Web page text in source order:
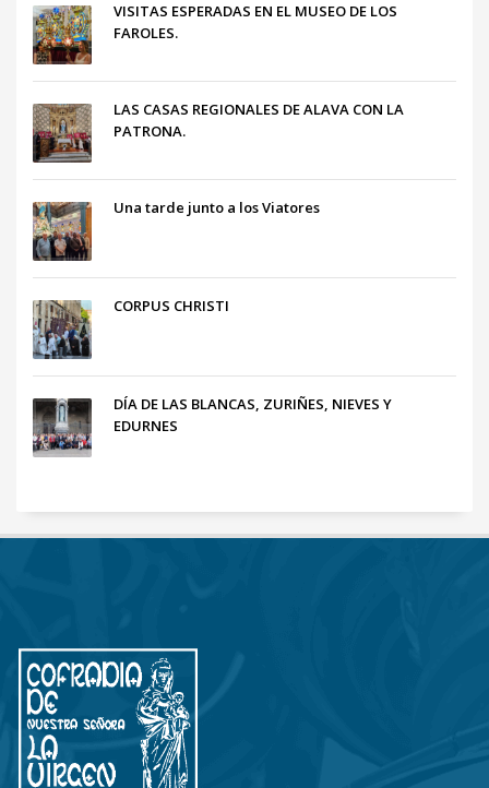
VISITAS ESPERADAS EN EL MUSEO DE LOS
FAROLES.
LAS CASAS REGIONALES DE ALAVA CON LA
PATRONA.
Una tarde junto a los Viatores
CORPUS CHRISTI
DÍA DE LAS BLANCAS, ZURIÑES, NIEVES Y
EDURNES